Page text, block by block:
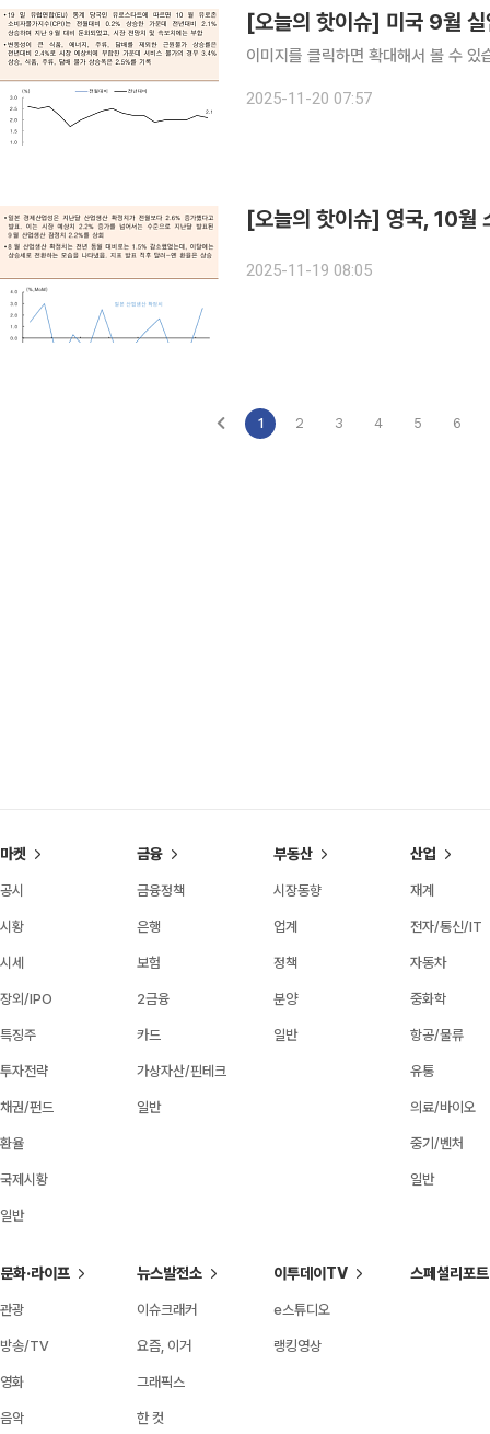
[오늘의 핫이슈] 미국 9월
이미지를 클릭하면 확대해서 볼 수 있
2025-11-20 07:57
[오늘의 핫이슈] 영국, 10월
2025-11-19 08:05
1 2 3 4 5 6
마켓
공시
시황
시세
장외/IPO
특징주
투자전략
채권/펀드
환율
국제시황
일반
금융
금융정책
은행
보험
2금융
카드
가상자산/핀테크
일반
부동산
시장동향
업계
정책
분양
일반
산업
재계
전자/통신/IT
자동차
중화학
항공/물류
유통
의료/바이오
중기/벤처
일반
문화·라이프
관광
방송/TV
영화
음악
뉴스발전소
이슈크래커
요즘, 이거
그래픽스
한 컷
이투데이TV
e스튜디오
랭킹영상
스페셜리포트